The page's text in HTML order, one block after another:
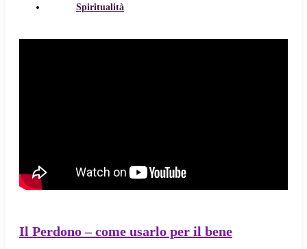
Spiritualità
Il Perdono – come usarlo per il bene